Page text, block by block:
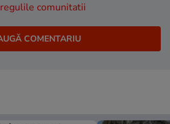
regulile comunitatii